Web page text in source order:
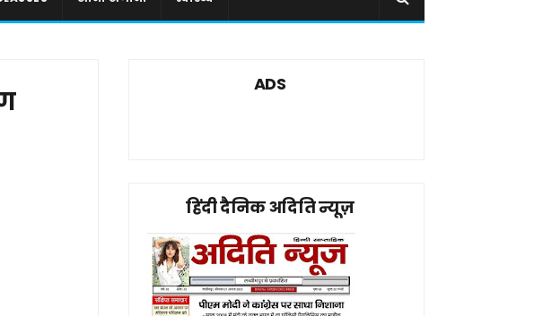
ADS
हिंदी दैनिक अदिति न्यूज़